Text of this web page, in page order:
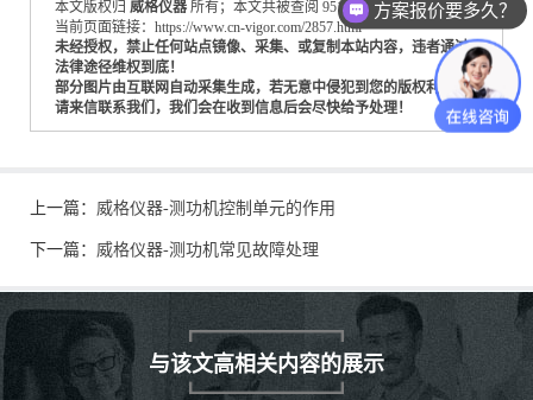
本文版权归 威格仪器 所有；本文共被查阅 951 次。
当前页面链接：https://www.cn-vigor.com/2857.html
未经授权，禁止任何站点镜像、采集、或复制本站内容，违者通过
法律途径维权到底！
部分图片由互联网自动采集生成，若无意中侵犯到您的版权利益，
请来信联系我们，我们会在收到信息后会尽快给予处理！
上一篇： 威格仪器-测功机控制单元的作用
下一篇： 威格仪器-测功机常见故障处理
与该文高相关内容的展示
方案报价要多久？